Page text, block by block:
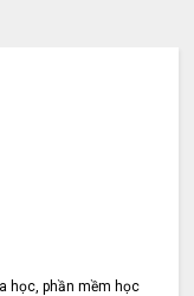
học, phần mềm học